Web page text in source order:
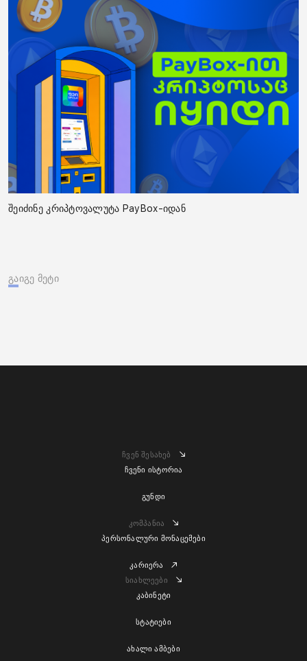
შეიძინე კრიპტოვალუტა PayBox-იდან
გაიგე მეტი
ჩვენ შესახებ
ჩვენი ისტორია
გუნდი
კომპანია
პერსონალური მონაცემები
კარიერა
სიახლეები
კაბინეტი
სტატიები
ახალი ამბები